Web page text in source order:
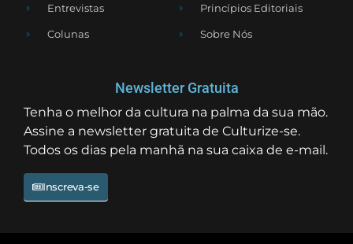
Entrevistas
Colunas
Princípios Editoriais
Sobre Nós
Newsletter Gratuita
Tenha o melhor da cultura na palma da sua mão.
Assine a newsletter gratuita de Culturize-se.
Todos os dias pela manhã na sua caixa de e-mail.
Inscreva-se